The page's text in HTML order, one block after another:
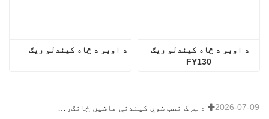
د اوبو د څاه کیندلو ریګ
FY130
د ټرک نصب شوي کیندنې ماشین ځانګړتیاوې: د ۲۰۲۶ کال لپاره بشپړ لارښود 2026-07-09